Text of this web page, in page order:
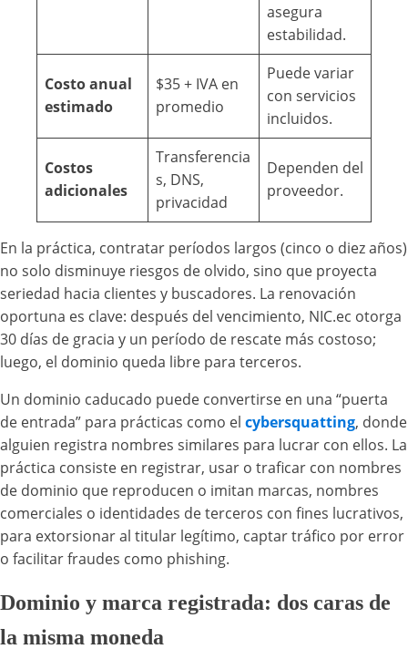
asegura
estabilidad.
Costo anual
estimado
$35 + IVA en
promedio
Puede variar
con servicios
incluidos.
Costos
adicionales
Transferencia
s, DNS,
privacidad
Dependen del
proveedor.
En la práctica, contratar períodos largos (cinco o diez años)
no solo disminuye riesgos de olvido, sino que proyecta
seriedad hacia clientes y buscadores. La renovación
oportuna es clave: después del vencimiento, NIC.ec otorga
30 días de gracia y un período de rescate más costoso;
luego, el dominio queda libre para terceros.
Un dominio caducado puede convertirse en una “puerta
de entrada” para prácticas como el cybersquatting, donde
alguien registra nombres similares para lucrar con ellos. La
práctica consiste en registrar, usar o traficar con nombres
de dominio que reproducen o imitan marcas, nombres
comerciales o identidades de terceros con fines lucrativos,
para extorsionar al titular legítimo, captar tráfico por error
o facilitar fraudes como phishing.
Dominio y marca registrada: dos caras de
la misma moneda